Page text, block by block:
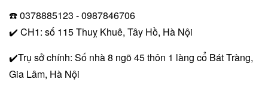
☎️ 0378885123 - 0987846706
✔️ CH1: số 115 Thuỵ Khuê, Tây Hồ, Hà Nội
✔️Trụ sở chính: Số nhà 8 ngõ 45 thôn 1 làng cổ Bát Tràng,
Gia Lâm, Hà Nội